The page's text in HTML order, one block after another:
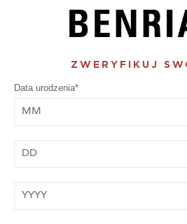
ZWERYFIKUJ
Data urodzenia*